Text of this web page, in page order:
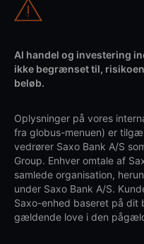
Al handel og investering
ikke begrænset til,
beløb.
Oplysninger på vores
fra globus-menuen) er
vedrører Saxo Bank A/S
Group. Enhver omtale af
samlede organisation,
under Saxo Bank A/S.
Saxo-enhed baseret på
gældende love i den